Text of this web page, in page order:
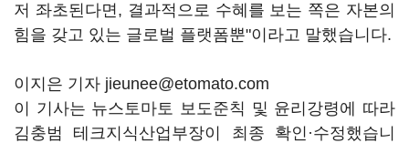
저 좌초된다면, 결과적으로 수혜를 보는 쪽은 자본의
힘을 갖고 있는 글로벌 플랫폼뿐"이라고 말했습니다.
이지은 기자 jieunee@etomato.com
이 기사는 뉴스토마토 보도준칙 및 윤리강령에 따라
김충범 테크지식산업부장이 최종 확인·수정했습니